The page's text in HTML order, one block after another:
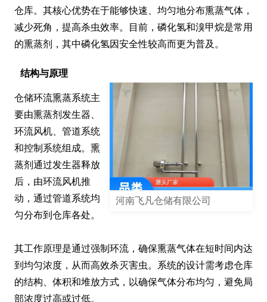
仓库。其核心优势在于能够快速、均匀地分布熏蒸气体，
减少死角，提高杀虫效率。目前，磷化氢和溴甲烷是常用
的熏蒸剂，其中磷化氢因安全性较高而更为普及。
结构与原理
河南飞凡仓储有限公司
仓储环流熏蒸系统主
要由熏蒸剂发生器、
环流风机、管道系统
和控制系统组成。熏
蒸剂通过发生器释放
后，由环流风机推
动，通过管道系统均
匀分布到仓库各处。
其工作原理是通过强制环流，确保熏蒸气体在短时间内达
到均匀浓度，从而高效杀灭害虫。系统的设计需考虑仓库
的结构、体积和堆放方式，以确保气体分布均匀，避免局
部浓度过高或过低。